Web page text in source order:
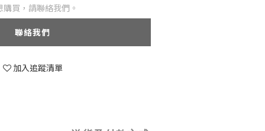
購買，請聯絡我們。
聯絡我們
加入追蹤清單